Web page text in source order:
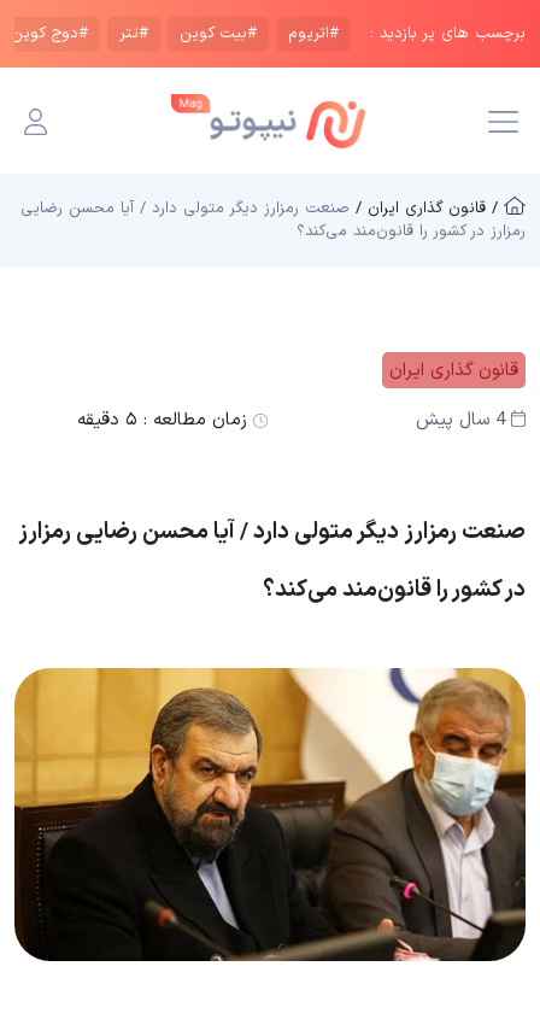
برچسب های پر بازدید : #اتریوم #بیت کوین #تتر #دوج کوین
/ قانون گذاری ایران / صنعت رمزارز دیگر متولی دارد / آیا محسن رضایی
رمزارز در کشور را قانون‌مند می‌کند؟
قانون گذاری ایران
4 سال پیش
زمان مطالعه : ۵ دقیقه
صنعت رمزارز دیگر متولی دارد / آیا محسن رضایی رمزارز
در کشور را قانون‌مند می‌کند؟